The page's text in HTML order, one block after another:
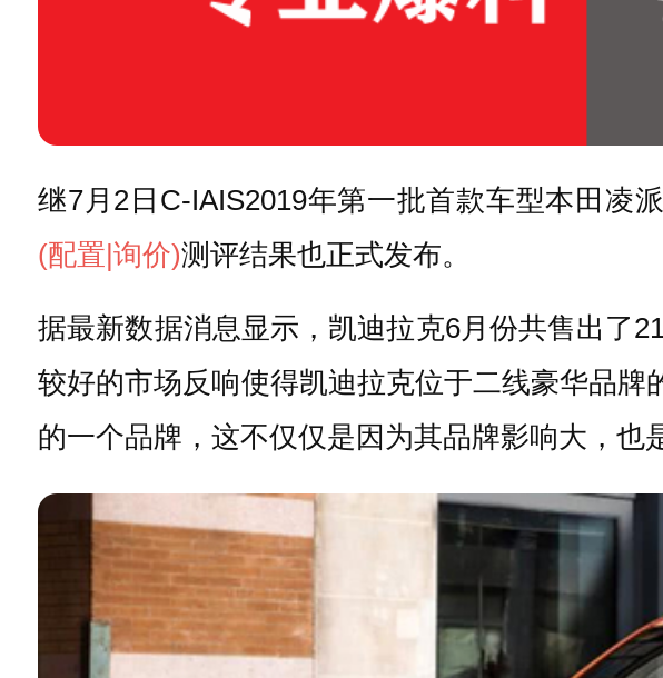
继7月2日C-IAIS2019年第一批首款车型本田凌
(配置 |询价)测评结果也正式发布。
据最新数据消息显示，凯迪拉克6月份共售出了
较好的市场反响使得凯迪拉克位于二线豪华品
的一个品牌，这不仅仅是因为其品牌影响大，也